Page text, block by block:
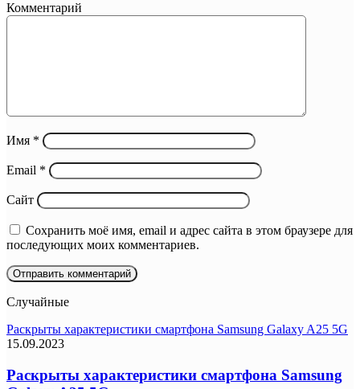
Комментарий
Имя *
Email *
Сайт
Сохранить моё имя, email и адрес сайта в этом браузере для
последующих моих комментариев.
Случайные
Раскрыты характеристики смартфона Samsung Galaxy A25 5G
15.09.2023
Раскрыты характеристики смартфона Samsung